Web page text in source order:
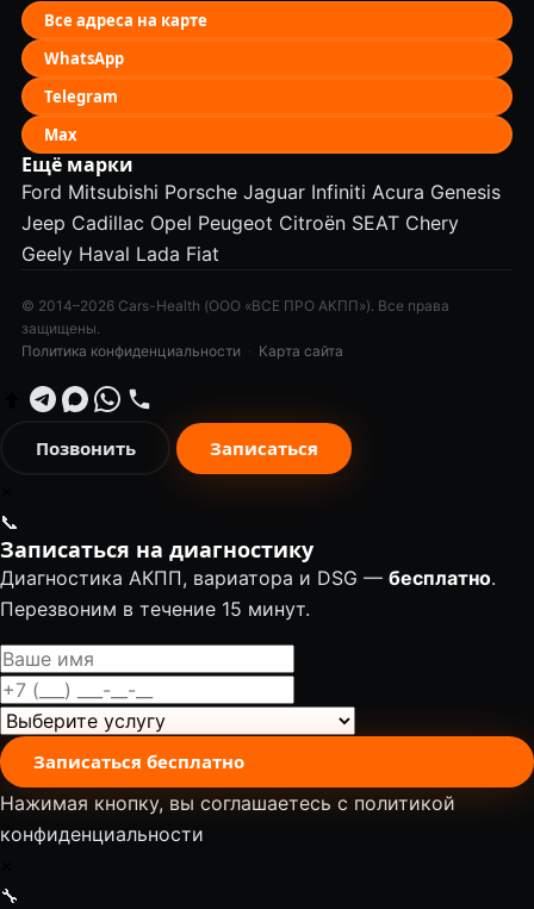
Все адреса на карте
WhatsApp
Telegram
Max
Ещё марки
Ford Mitsubishi Porsche Jaguar Infiniti Acura Genesis
Jeep Cadillac Opel Peugeot Citroën SEAT Chery
Geely Haval Lada Fiat
© 2014–2026 Cars-Health (ООО «ВСЕ ПРО АКПП»). Все права
защищены.
Политика конфиденциальности · Карта сайта
Позвонить Записаться
📞
Записаться на диагностику
Диагностика АКПП, вариатора и DSG — бесплатно.
Перезвоним в течение 15 минут.
Записаться бесплатно
Нажимая кнопку, вы соглашаетесь с политикой
конфиденциальности
🔧